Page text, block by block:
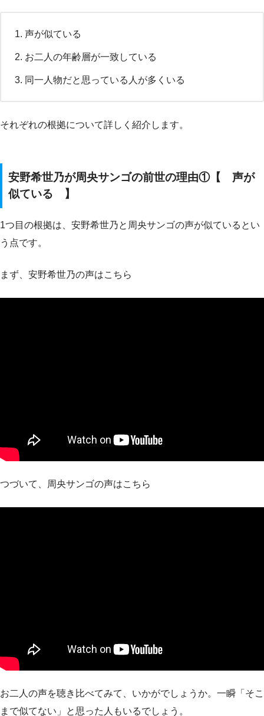
声が似ている
お二人の年齢層が一致している
同一人物だと思っている人が多くいる
それぞれの根拠について詳しく紹介します。
安野希世乃が周央サンゴの前世の理由①【 声が
似ている 】
1つ目の根拠は、安野希世乃と周央サンゴの声が似ているとい
う点です。
まず、安野希世乃の声はこちら
つづいて、周央サンゴの声はこちら
お二人の声を聴き比べてみて、いかがでしょうか。一瞬「そこ
まで似てない」と思った人もいるでしょう。